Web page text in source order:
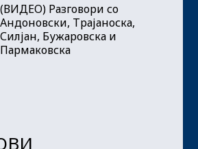
(ВИДЕО) Разговори со
Андоновски, Трајаноска,
Силјан, Бужаровска и
Пармаковска